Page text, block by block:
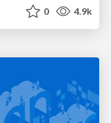
0 4.9k